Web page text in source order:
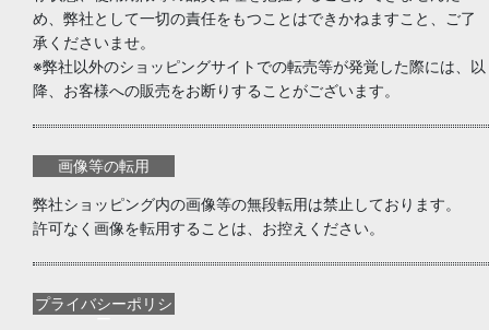
め、弊社として一切の責任をもつことはできかねますこと、ご了
承くださいませ。
※弊社以外のショッピングサイトでの転売等が発覚した際には、以
降、お客様への販売をお断りすることがございます。
画像等の転用
弊社ショッピング内の画像等の無段転用は禁止しております。
許可なく画像を転用することは、お控えください。
プライバシーポリシ
ー